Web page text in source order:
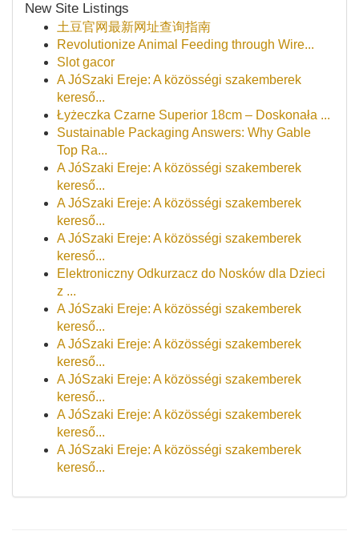
New Site Listings
土豆官网最新网址查询指南
Revolutionize Animal Feeding through Wire...
Slot gacor
A JóSzaki Ereje: A közösségi szakemberek
kereső...
Łyżeczka Czarne Superior 18cm – Doskonała ...
Sustainable Packaging Answers: Why Gable
Top Ra...
A JóSzaki Ereje: A közösségi szakemberek
kereső...
A JóSzaki Ereje: A közösségi szakemberek
kereső...
A JóSzaki Ereje: A közösségi szakemberek
kereső...
Elektroniczny Odkurzacz do Nosków dla Dzieci
z ...
A JóSzaki Ereje: A közösségi szakemberek
kereső...
A JóSzaki Ereje: A közösségi szakemberek
kereső...
A JóSzaki Ereje: A közösségi szakemberek
kereső...
A JóSzaki Ereje: A közösségi szakemberek
kereső...
A JóSzaki Ereje: A közösségi szakemberek
kereső...